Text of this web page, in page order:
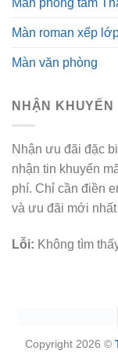
Màn phòng tắm
Màn roman xếp
Màn văn phòng
NHẬN KHUYẾN
Nhận ưu đãi đặc
nhận tin khuyến
phí. Chỉ cần điền
và ưu đãi mới
Lỗi: Không tìm
Copyright 2026 ©